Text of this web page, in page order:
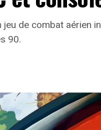
jeu de combat aérien
90.